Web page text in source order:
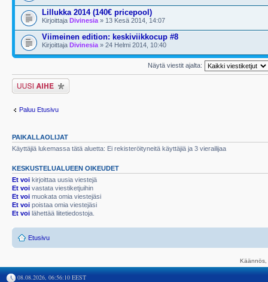
Lillukka 2014 (140€ pricepool)
Kirjoittaja Divinesia » 13 Kesä 2014, 14:07
Viimeinen edition: keskiviikkocup #8
Kirjoittaja Divinesia » 24 Helmi 2014, 10:40
Näytä viestit ajalta:
Lähetä uusi viesti
Paluu Etusivu
PAIKALLAOLIJAT
Käyttäjiä lukemassa tätä aluetta: Ei rekisteröityneitä käyttäjiä ja 3 vierailijaa
KESKUSTELUALUEEN OIKEUDET
Et voi kirjoittaa uusia viestejä
Et voi vastata viestiketjuihin
Et voi muokata omia viestejäsi
Et voi poistaa omia viestejäsi
Et voi lähettää liitetiedostoja.
Etusivu
08.08.2026, 06:56:10 EEST